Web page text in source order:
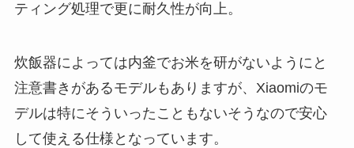
ティング処理で更に耐久性が向上。
炊飯器によっては内釜でお米を研がないようにと
注意書きがあるモデルもありますが、Xiaomiのモ
デルは特にそういったこともないそうなので安心
して使える仕様となっています。